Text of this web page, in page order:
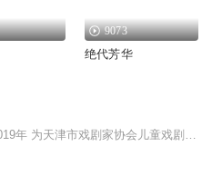
9073
绝代芳华